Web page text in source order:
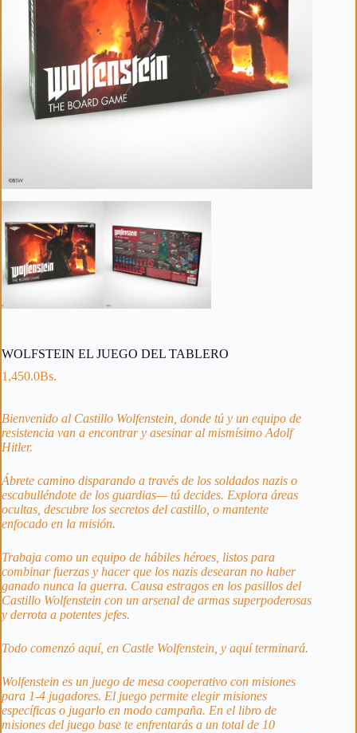
WOLFSTEIN EL JUEGO DEL TABLERO
1,450.0Bs.
Bienvenido al Castillo Wolfenstein, donde tú y un equipo de
resistencia van a encontrar y asesinar al mismísimo Adolf
Hitler.
Ábrete camino disparando a través de los soldados nazis o
escabulléndote de los guardias— tú decides. Explora áreas
ocultas, descubre los secretos del castillo, o mantente
enfocado en la misión.
Trabaja como un equipo de hábiles héroes, listos para
combinar fuerzas y hacer que los nazis desearan no haber
ganado nunca la guerra. Causa estragos en los pasillos del
Castillo Wolfenstein con un arsenal de armas superpoderosas
y derrota a potentes jefes.
Todo comenzó aquí, en Castle Wolfenstein, y aquí terminará.
Wolfenstein es un juego de mesa cooperativo con misiones
para 1-4 jugadores. El juego permite elegir misiones
específicas o jugarlo en modo campaña. En el libro de
misiones del juego base te enfrentarás a un total de 10